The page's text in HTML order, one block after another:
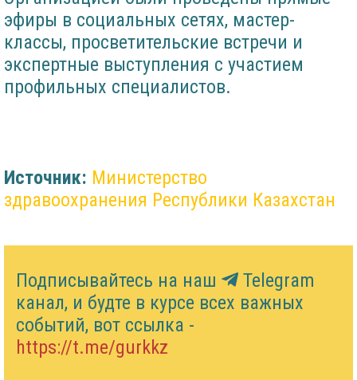
эфиры в социальных сетях, мастер-
классы, просветительские встречи и
экспертные выступления с участием
профильных специалистов.
Источник: Министерство
здравоохранения Республики Казахстан
Подписывайтесь на наш
Telegram
канал, и будте в курсе всех важных
событий, вот ссылка -
https://t.me/gurkkz